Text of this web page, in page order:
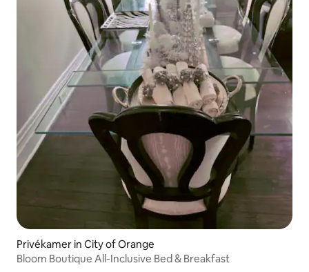
Privékamer in City of Orange
Bloom Boutique All-Inclusive Bed & Breakfast